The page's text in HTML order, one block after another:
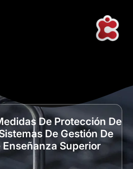
De Protección De
De Gestión De
Enseñanza Superior